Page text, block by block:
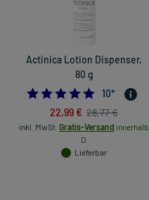
Actinica Lotion Dispenser,
80 g
5.0
10*
22,99 € 28,77 €
inkl. MwSt. Gratis-Versand innerhalb
D.
Lieferbar